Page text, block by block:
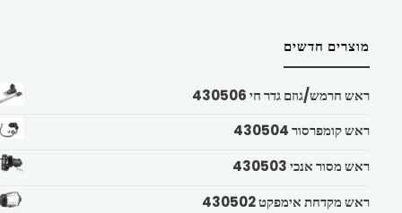
מוצרים חדשים
ראש חרמש/גוזם גדר חי 430506
ראש קומפרסור 430504
ראש מסור אנכי 430503
ראש מקדחת אימפקט 430502